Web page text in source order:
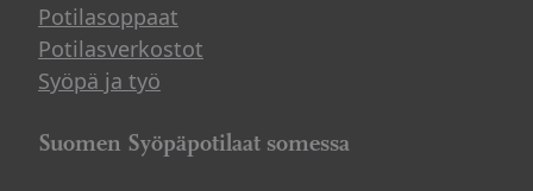
Potilasoppaat
Potilasverkostot
Syöpä ja työ
Suomen Syöpäpotilaat somessa